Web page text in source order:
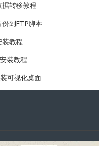
据转移教程
份到FTP脚本
装教程
装教程
可视化桌面